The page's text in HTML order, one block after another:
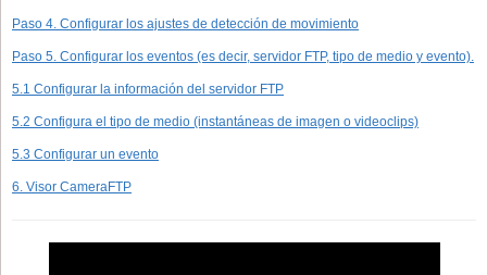
Paso 4. Configurar los ajustes de detección de movimiento
Paso 5. Configurar los eventos (es decir, servidor FTP, tipo de medio y evento).
5.1 Configurar la información del servidor FTP
5.2 Configura el tipo de medio (instantáneas de imagen o videoclips)
5.3 Configurar un evento
6. Visor CameraFTP